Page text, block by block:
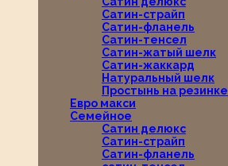
Сатин-страйп
Сатин-фланель
Сатин-тенсел
Сатин-жатый шелк
Сатин-жаккард
Натуральный шелк
Простынь на резинке
Евро макси
Семейное
Сатин делюкс
Сатин-страйп
Сатин-фланель